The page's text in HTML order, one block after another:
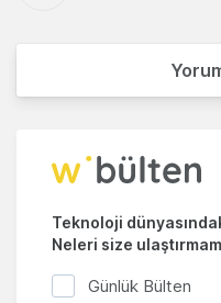
Teknoloji
Neleri size
Günlük Bülten